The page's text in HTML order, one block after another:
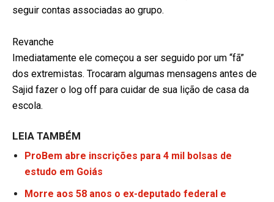
seguir contas associadas ao grupo.
Revanche
Imediatamente ele começou a ser seguido por um “fã”
dos extremistas. Trocaram algumas mensagens antes de
Sajid fazer o log off para cuidar de sua lição de casa da
escola.
LEIA TAMBÉM
ProBem abre inscrições para 4 mil bolsas de
estudo em Goiás
Morre aos 58 anos o ex-deputado federal e